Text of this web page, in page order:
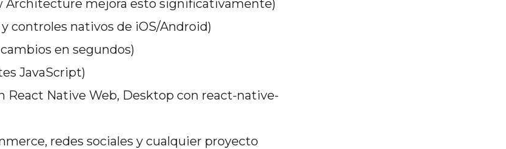
Architecture mejora esto significativamente)
controles nativos de iOS/Android)
en segundos)
JavaScript)
React Native Web, Desktop con react-native-
redes sociales y cualquier proyecto